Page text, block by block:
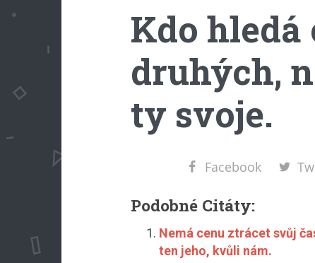
Kdo
druhých,
ty svoje.
Facebook
Podobné Citáty:
Nemá cenu ztrácet svůj
ten jeho, kvůli nám.